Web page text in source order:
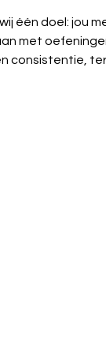
één doel: jou
met
consistentie,